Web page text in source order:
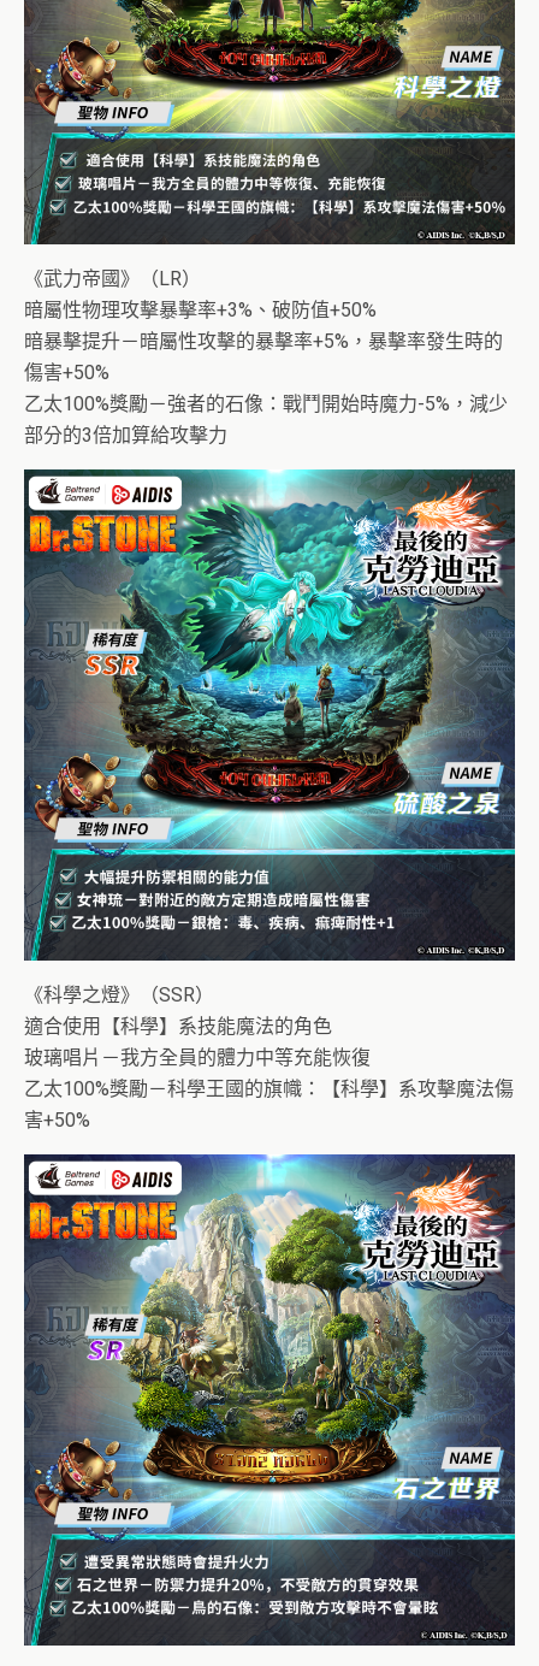
《武力帝國》（LR）
暗屬性物理攻擊暴擊率+3%、破防值+50%
暗暴擊提升－暗屬性攻擊的暴擊率+5%，暴擊率發生時的
傷害+50%
乙太100%獎勵－強者的石像：戰鬥開始時魔力-5%，減少
部分的3倍加算給攻擊力
《科學之燈》（SSR）
適合使用【科學】系技能魔法的角色
玻璃唱片－我方全員的體力中等充能恢復
乙太100%獎勵－科學王國的旗幟：【科學】系攻擊魔法傷
害+50%